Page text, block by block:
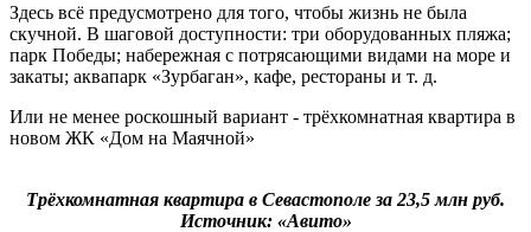
Здесь всё предусмотрено для того, чтобы жизнь не была
скучной. В шаговой доступности: три оборудованных пляжа;
парк Победы; набережная с потрясающими видами на море и
закаты; аквапарк «Зурбаган», кафе, рестораны и т. д.
Или не менее роскошный вариант - трёхкомнатная квартира в
новом ЖК «Дом на Маячной»
Трёхкомнатная квартира в Севастополе за 23,5 млн руб.
Источник: «Авито»